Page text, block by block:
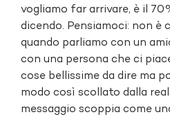
vogliamo far arrivare, è il
dicendo. Pensiamoci: non è
quando parliamo con un
con una persona che ci
cose bellissime da dire ma
modo così scollato dalla
messaggio scoppia come